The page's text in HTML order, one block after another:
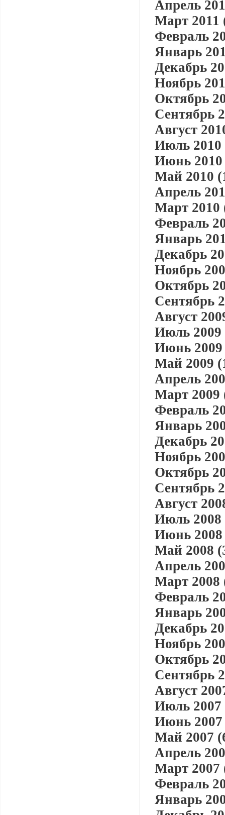
Апрель
Март 2011
Февраль
Январь
Декабрь
Ноябрь
Октябрь
Сентябрь
Август
Июль 2010
Июнь 2010
Май 2010
Апрель
Март 2010
Февраль
Январь
Декабрь
Ноябрь
Октябрь
Сентябрь
Август
Июль 2009
Июнь 2009
Май 2009
Апрель
Март 2009
Февраль
Январь
Декабрь
Ноябрь
Октябрь
Сентябрь
Август
Июль 2008
Июнь 2008
Май 2008
Апрель
Март 2008
Февраль
Январь
Декабрь
Ноябрь
Октябрь
Сентябрь
Август
Июль 2007
Июнь 2007
Май 2007
Апрель
Март 2007
Февраль
Январь